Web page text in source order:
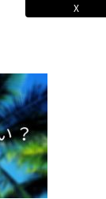
X